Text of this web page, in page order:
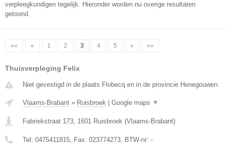
verpleegkundigen tegelijk. Hieronder worden nu overige resultaten
getoond.
«« « 1 2 3 4 5 » »»
Thuisverpleging Felix
Niet gevestigd in de plaats Flobecq en in de provincie Henegouwen.
Vlaams-Brabant » Ruisbroek Google maps ▼
Fabriekstraat 173, 1601 Ruisbroek (Vlaams-Brabant)
Tel: 0475411815, Fax: 023774273, BTW-nr: -